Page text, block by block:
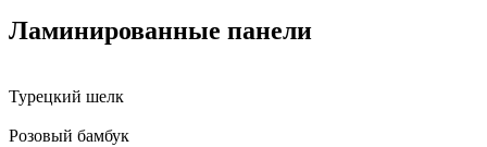
Ламинированные панели
Турецкий шелк
Розовый бамбук